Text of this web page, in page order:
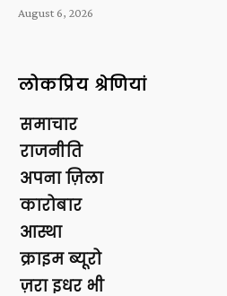
August 6, 2026
लोकप्रिय श्रेणियां
समाचार
राजनीति
अपना ज़िला
कारोबार
आस्था
क्राइम ब्यूरो
ज़रा इधर भी